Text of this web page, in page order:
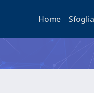
Home Sfoglia